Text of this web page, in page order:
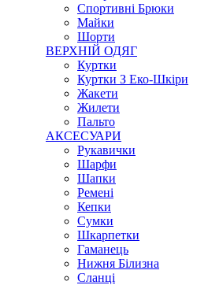
Спортивні Брюки
Майки
Шорти
ВЕРХНІЙ ОДЯГ
Куртки
Куртки З Еко-Шкіри
Жакети
Жилети
Пальто
АКСЕСУАРИ
Рукавички
Шарфи
Шапки
Ремені
Кепки
Сумки
Шкарпетки
Гаманець
Нижня Білизна
Сланці